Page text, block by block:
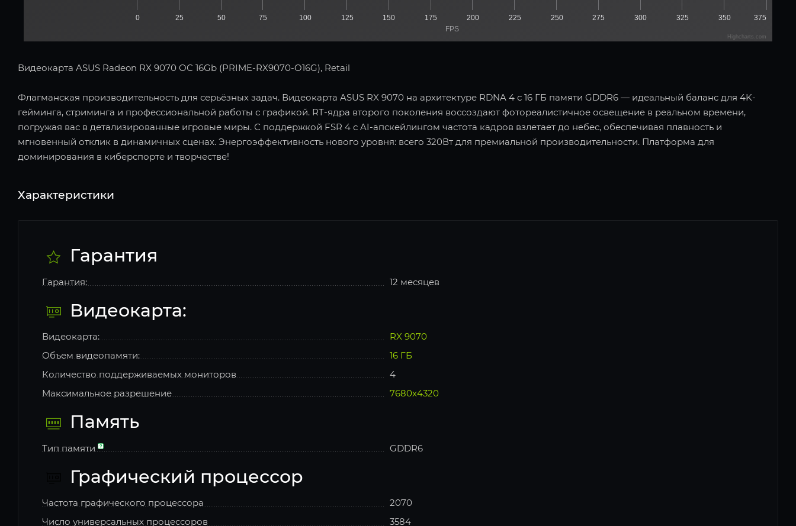
FPS
0 100 200 300
25 50 75 125 150 175 225 250 275 325 350 375
Highcharts.com
Видеокарта ASUS Radeon RX 9070 OC 16Gb (PRIME-RX9070-O16G), Retail
Флагманская производительность для серьёзных задач. Видеокарта ASUS RX 9070 на архитектуре RDNA 4 с 16 ГБ памяти GDDR6 — идеальный баланс для 4K-
гейминга, стриминга и профессиональной работы с графикой. RT-ядра второго поколения воссоздают фотореалистичное освещение в реальном времени,
погружая вас в детализированные игровые миры. С поддержкой FSR 4 с AI-апскейлингом частота кадров взлетает до небес, обеспечивая плавность и
мгновенный отклик в динамичных сценах. Энергоэффективность нового уровня: всего 320Вт для премиальной производительности. Платформа для
доминирования в киберспорте и творчестве!
Характеристики
Гарантия
Гарантия: 12 месяцев
Видеокарта:
Видеокарта:
RX 9070
Объем видеопамяти:
16 ГБ
Количество поддерживаемых мониторов
4
Максимальное разрешение
7680x4320
Память
Тип памяти GDDR6
Графический процессор
Частота графического процессора
2070
Число универсальных процессоров
3584